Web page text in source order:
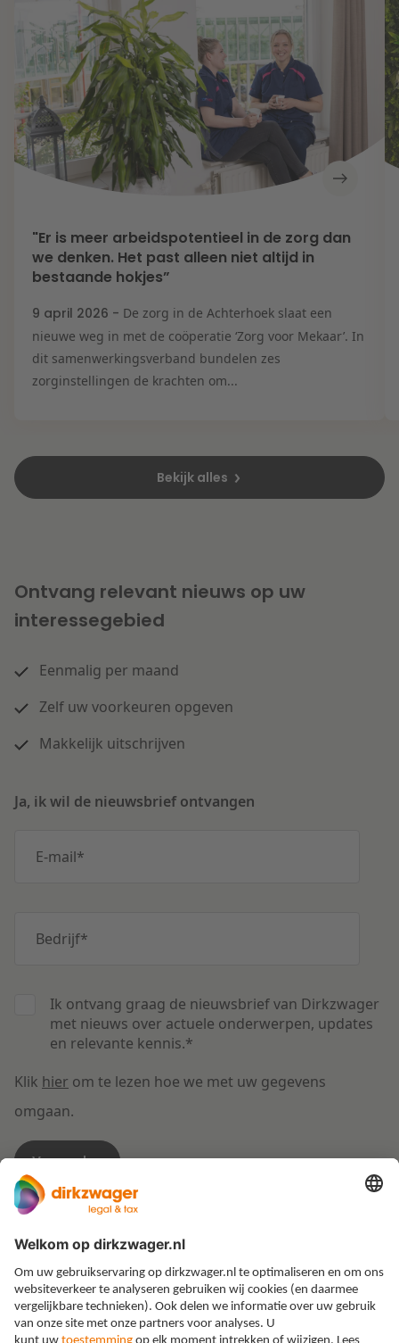
"Er is meer arbeidspotentieel in de zorg dan
we denken. Het past alleen niet altijd in
bestaande hokjes”
9 april 2026 - De zorg in de Achterhoek slaat een
nieuwe weg in met de coöperatie ‘Zorg voor Mekaar’. In
dit samenwerkingsverband bundelen zes
zorginstellingen de krachten om...
Bekijk alles
Ontvang relevant nieuws op uw
interessegebied
Eenmalig per maand
Zelf uw voorkeuren opgeven
Makkelijk uitschrijven
Ja, ik wil de nieuwsbrief ontvangen
E-mail*
Bedrijf*
Ik ontvang graag de nieuwsbrief van Dirkzwager
met nieuws over actuele onderwerpen, updates
en relevante kennis.*
Klik hier om te lezen hoe we met uw gegevens
omgaan.
Expertises
Thema’s